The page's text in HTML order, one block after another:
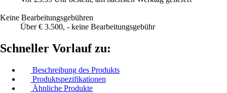
Keine Bearbeitungsgebühren
Über € 3.500, - keine Bearbeitungsgebühr
Schneller Vorlauf zu:
Beschreibung des Produkts
Produktspezifikationen
Ähnliche Produkte